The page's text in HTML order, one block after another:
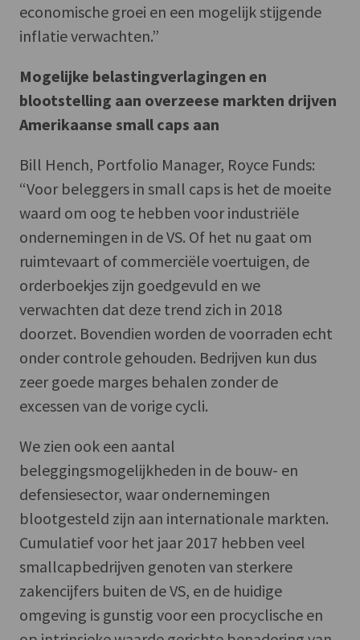
economische groei en een mogelijk stijgende
inflatie verwachten.”
Mogelijke belastingverlagingen en
blootstelling aan overzeese markten drijven
Amerikaanse small caps aan
Bill Hench, Portfolio Manager, Royce Funds:
“Voor beleggers in small caps is het de moeite
waard om oog te hebben voor industriële
ondernemingen in de VS. Of het nu gaat om
ruimtevaart of commerciële voertuigen, de
orderboekjes zijn goedgevuld en we
verwachten dat deze trend zich in 2018
doorzet. Bovendien worden de voorraden echt
onder controle gehouden. Bedrijven kun dus
zeer goede marges behalen zonder de
excessen van de vorige cycli.
We zien ook een aantal
beleggingsmogelijkheden in de bouw- en
defensiesector, waar ondernemingen
blootgesteld zijn aan internationale markten.
Cumulatief voor het jaar 2017 hebben veel
smallcapbedrijven genoten van sterkere
zakencijfers buiten de VS, en de huidige
omgeving is gunstig voor een procyclische en